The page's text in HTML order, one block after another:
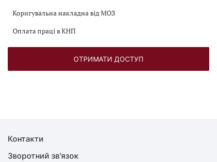
Коригувальна накладна від МОЗ
Оплата праці в КНП
ОТРИМАТИ ДОСТУП
Контакти
Зворотний зв'язок